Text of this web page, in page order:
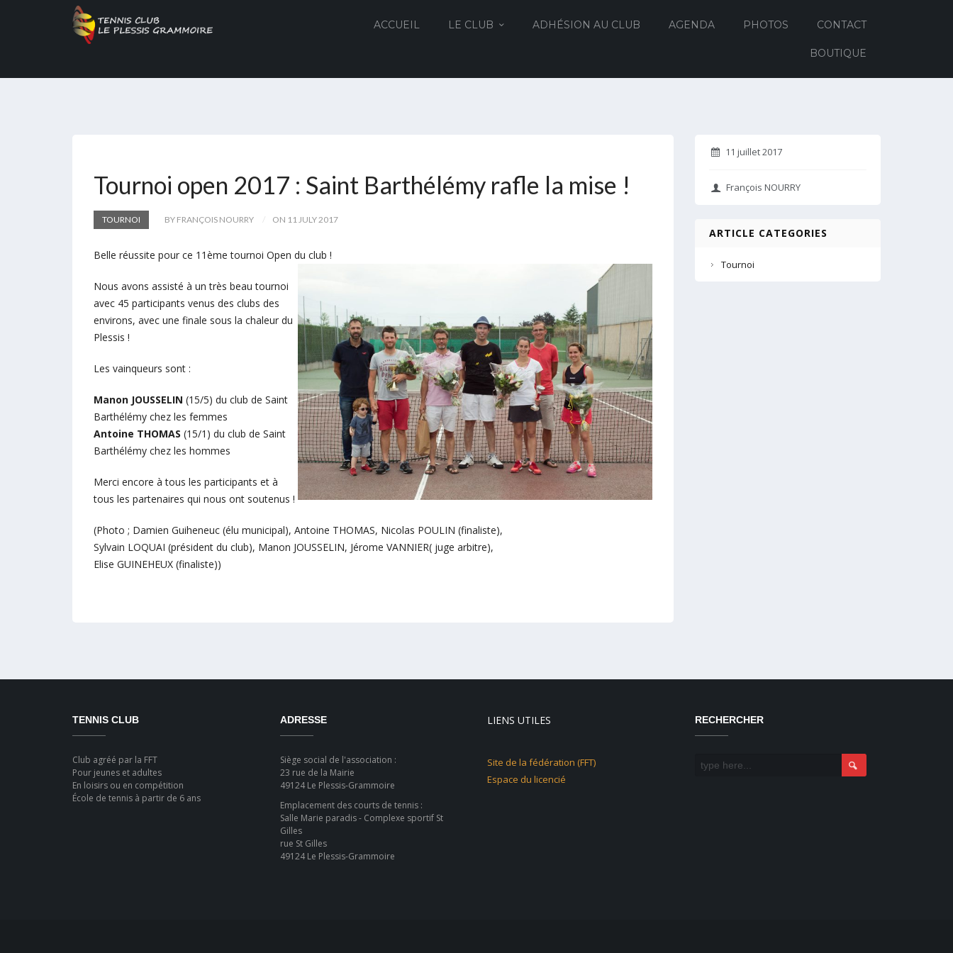
ACCUEIL LE CLUB ADHÉSION AU CLUB AGENDA PHOTOS CONTACT
BOUTIQUE
Tournoi open 2017 : Saint Barthélémy rafle la mise !
TOURNOI BY FRANÇOIS NOURRY ON 11 JULY 2017
Belle réussite pour ce 11ème tournoi Open du club !
Nous avons assisté à un très beau tournoi
avec 45 participants venus des clubs des
environs, avec une finale sous la chaleur du
Plessis !
Les vainqueurs sont :
Manon JOUSSELIN (15/5) du club de Saint
Barthélémy chez les femmes
Antoine THOMAS (15/1) du club de Saint
Barthélémy chez les hommes
Merci encore à tous les participants et à
tous les partenaires qui nous ont soutenus !
(Photo ; Damien Guiheneuc (élu municipal), Antoine THOMAS, Nicolas POULIN (finaliste),
Sylvain LOQUAI (président du club), Manon JOUSSELIN, Jérome VANNIER( juge arbitre),
Elise GUINEHEUX (finaliste))
11 juillet 2017
François NOURRY
ARTICLE CATEGORIES
Tournoi
TENNIS CLUB
Club agréé par la FFT
Pour jeunes et adultes
En loisirs ou en compétition
École de tennis à partir de 6 ans
ADRESSE
Siège social de l'association :
23 rue de la Mairie
49124 Le Plessis-Grammoire
Emplacement des courts de tennis :
Salle Marie paradis - Complexe sportif St
Gilles
rue St Gilles
49124 Le Plessis-Grammoire
LIENS UTILES
Site de la fédération (FFT)
Espace du licencié
RECHERCHER